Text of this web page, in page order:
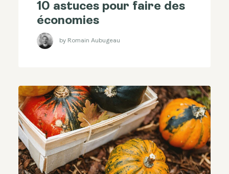
10 astuces pour faire des
économies
by Romain Aubugeau